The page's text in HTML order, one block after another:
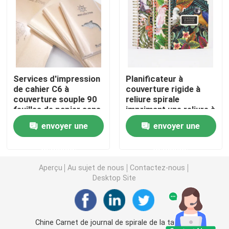
Boîtes imprimées polychromes
Dictionnaire anglais imprimable
Calendrier de bureau imprimable
Boîte d'emballage en papier imprimé
Boîte claire de boursouflure
Autocollant auto-adhésif
Services d'impression
de cahier C6 à
couverture souple 90
feuilles de papier sans
bois
envoyer une
Planificateur à
couverture rigide à
reliure spirale
imprimant une reliure à
fil 174x214mm
envoyer une
Aperçu Au sujet de nous
Contactez-nous
Desktop Site
Chine Carnet de journal de spirale de la taille A5